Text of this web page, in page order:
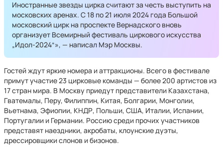
Иностранные звезды цирка считают за честь выступить на
московских аренах. С 18 по 21 июля 2024 года Большой
московский цирк на проспекте Вернадского вновь
организует Всемирный фестиваль циркового искусства
„Идол-2024“», — написал Мэр Москвы.
Гостей ждут яркие номера и аттракционы. Всего в фестивале
примут участие 23 цирковые команды — более 200 артистов из
17 стран мира. В Москву приедут представители Казахстана,
Гватемалы, Перу, Филиппин, Китая, Болгарии, Монголии,
Вьетнама, Эфиопии, КНДР, Польши, США, Италии, Испании,
Португалии и Германии. Россию среди прочих участников
представят наездники, акробаты, клоунские дуэты,
дрессировщики слонов и бизонов.